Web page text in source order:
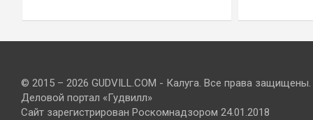
© 2015 – 2026 GUDVILL.COM - Калуга. Все права защищены.
Деловой портал «Гудвилл»
Сайт зарегистрирован Роскомнадзором 24.01.2018